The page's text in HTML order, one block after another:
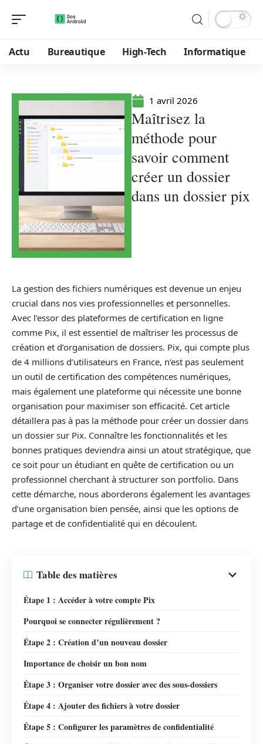
Actu Bureautique High-Tech Informatique
1 avril 2026
Maîtrisez la
méthode pour
savoir comment
créer un dossier
dans un dossier pix
La gestion des fichiers numériques est devenue un enjeu
crucial dans nos vies professionnelles et personnelles.
Avec l’essor des plateformes de certification en ligne
comme Pix, il est essentiel de maîtriser les processus de
création et d’organisation de dossiers. Pix, qui compte plus
de 4 millions d’utilisateurs en France, n’est pas seulement
un outil de certification des compétences numériques,
mais également une plateforme qui nécessite une bonne
organisation pour maximiser son efficacité. Cet article
détaillera pas à pas la méthode pour créer un dossier dans
un dossier sur Pix. Connaître les fonctionnalités et les
bonnes pratiques deviendra ainsi un atout stratégique, que
ce soit pour un étudiant en quête de certification ou un
professionnel cherchant à structurer son portfolio. Dans
cette démarche, nous aborderons également les avantages
d’une organisation bien pensée, ainsi que les options de
partage et de confidentialité qui en découlent.
Table des matières
Étape 1 : Accéder à votre compte Pix
Pourquoi se connecter régulièrement ?
Étape 2 : Création d’un nouveau dossier
Importance de choisir un bon nom
Étape 3 : Organiser votre dossier avec des sous-dossiers
Étape 4 : Ajouter des fichiers à votre dossier
Étape 5 : Configurer les paramètres de confidentialité